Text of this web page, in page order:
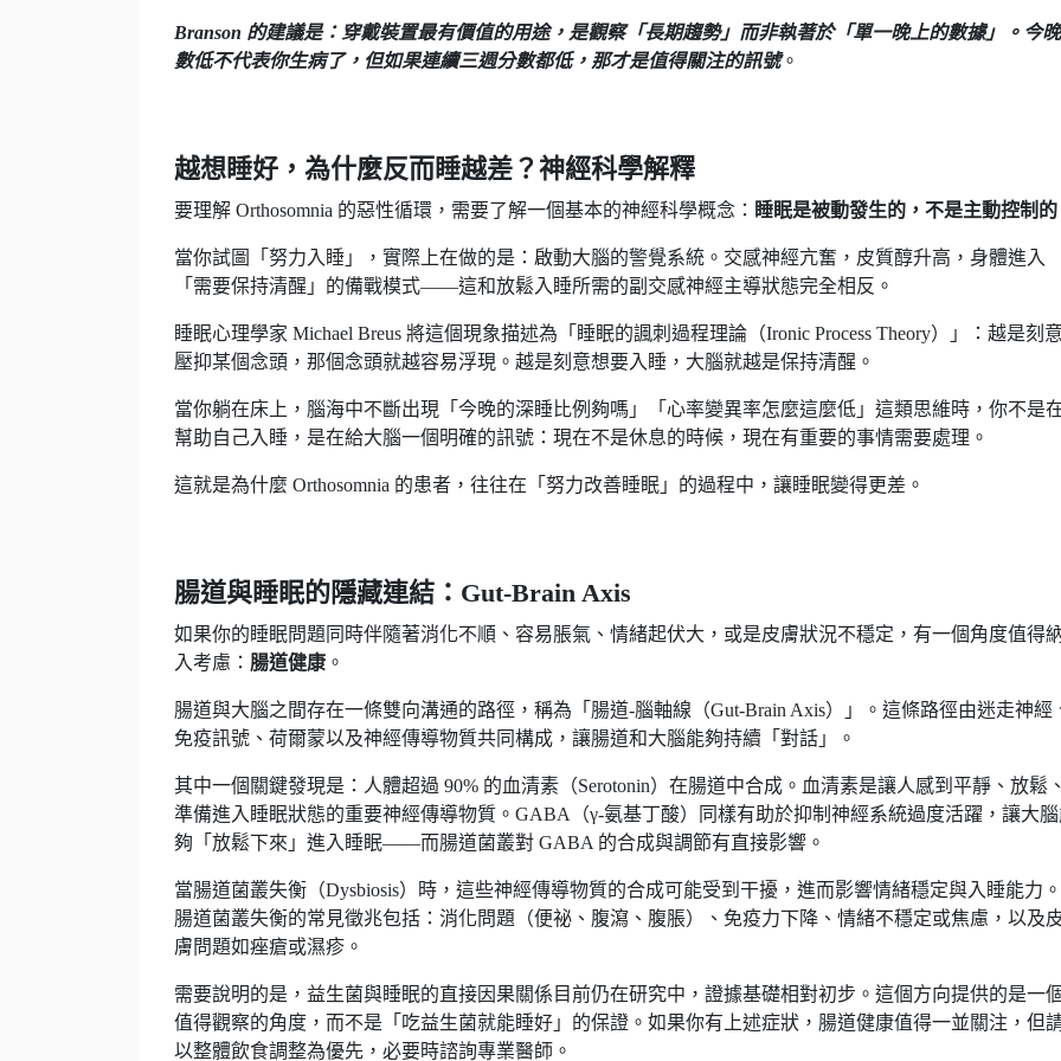
Branson 的建議是：穿戴裝置最有價值的用途，是觀察「長期趨勢」而非執著於「單一晚上的數據」。今
數低不代表你生病了，但如果連續三週分數都低，那才是值得關注的訊號。
越想睡好，為什麼反而睡越差？神經科學解釋
要理解 Orthosomnia 的惡性循環，需要了解一個基本的神經科學概念： 睡眠是被動發生的，不是主動控制的
當你試圖「努力入睡」，實際上在做的是：啟動大腦的警覺系統。交感神經亢奮，皮質醇升高，身體進入
「需要保持清醒」的備戰模式——這和放鬆入睡所需的副交感神經主導狀態完全相反。
睡眠心理學家 Michael Breus 將這個現象描述為「睡眠的諷刺過程理論（Ironic Process Theory）」：越是刻意
壓抑某個念頭，那個念頭就越容易浮現。越是刻意想要入睡，大腦就越是保持清醒。
當你躺在床上，腦海中不斷出現「今晚的深睡比例夠嗎」「心率變異率怎麼這麼低」這類思維時，你不是
幫助自己入睡，是在給大腦一個明確的訊號：現在不是休息的時候，現在有重要的事情需要處理。
這就是為什麼 Orthosomnia 的患者，往往在「努力改善睡眠」的過程中，讓睡眠變得更差。
腸道與睡眠的隱藏連結：Gut-Brain Axis
如果你的睡眠問題同時伴隨著消化不順、容易脹氣、情緒起伏大，或是皮膚狀況不穩定，有一個角度值得
入考慮： 腸道健康 。
腸道與大腦之間存在一條雙向溝通的路徑，稱為「腸道-腦軸線（Gut-Brain Axis）」。這條路徑由迷走神經
免疫訊號、荷爾蒙以及神經傳導物質共同構成，讓腸道和大腦能夠持續「對話」。
其中一個關鍵發現是：人體超過 90% 的血清素（Serotonin）在腸道中合成。血清素是讓人感到平靜、放鬆、
準備進入睡眠狀態的重要神經傳導物質。GABA（γ-氨基丁酸）同樣有助於抑制神經系統過度活躍，讓大腦
夠「放鬆下來」進入睡眠——而腸道菌叢對 GABA 的合成與調節有直接影響。
當腸道菌叢失衡（Dysbiosis）時，這些神經傳導物質的合成可能受到干擾，進而影響情緒穩定與入睡能力。
腸道菌叢失衡的常見徵兆包括：消化問題（便祕、腹瀉、腹脹）、免疫力下降、情緒不穩定或焦慮，以及
膚問題如痤瘡或濕疹。
需要說明的是，益生菌與睡眠的直接因果關係目前仍在研究中，證據基礎相對初步。這個方向提供的是一個
值得觀察的角度，而不是「吃益生菌就能睡好」的保證。如果你有上述症狀，腸道健康值得一並關注，但
以整體飲食調整為優先，必要時諮詢專業醫師。